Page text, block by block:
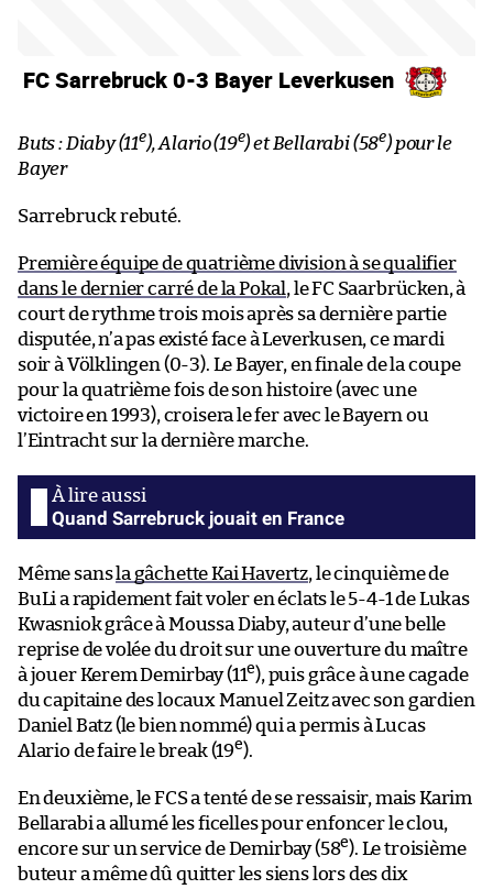
FC Sarrebruck 0-3 Bayer Leverkusen
Buts : Diaby (11e), Alario (19e) et Bellarabi (58e) pour le
Bayer
Sarrebruck rebuté.
Première équipe de quatrième division à se qualifier
dans le dernier carré de la Pokal, le FC Saarbrücken, à
court de rythme trois mois après sa dernière partie
disputée, n’a pas existé face à Leverkusen, ce mardi
soir à Völklingen (0-3). Le Bayer, en finale de la coupe
pour la quatrième fois de son histoire (avec une
victoire en 1993), croisera le fer avec le Bayern ou
l’Eintracht sur la dernière marche.
Quand Sarrebruck jouait en France
Même sansla gâchette Kai Havertz, le cinquième de
BuLi a rapidement fait voler en éclats le 5-4-1 de Lukas
Kwasniok grâce à Moussa Diaby, auteur d’une belle
reprise de volée du droit sur une ouverture du maître
à jouer Kerem Demirbay (11e), puis grâce à une cagade
du capitaine des locaux Manuel Zeitz avec son gardien
Daniel Batz (le bien nommé) qui a permis à Lucas
Alario de faire le break (19e).
En deuxième, le FCS a tenté de se ressaisir, mais Karim
Bellarabi a allumé les ficelles pour enfoncer le clou,
encore sur un service de Demirbay (58e). Le troisième
buteur a même dû quitter les siens lors des dix